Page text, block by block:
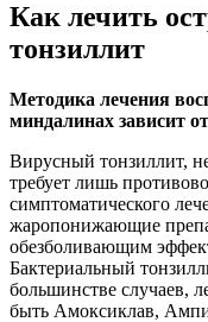
Как лечить
тонзиллит
Методика лечения
миндалинах зависит
Вирусный тонзиллит,
требует лишь
симптоматического
жаропонижающие
обезболивающим
Бактериальный
большинстве случаев,
быть Амоксиклав,